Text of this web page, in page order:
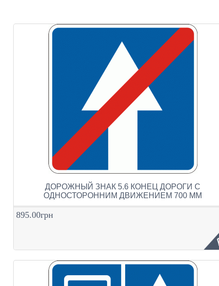
ДОРОЖНЫЙ ЗНАК 5.6 КОНЕЦ ДОРОГИ С
ОДНОСТОРОННИМ ДВИЖЕНИЕМ 700 ММ
895.00грн